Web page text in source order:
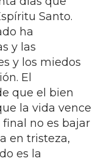
Santo.
ha
y las
y los miedos
El
que el bien
la vida vence
no es bajar
en tristeza,
es la